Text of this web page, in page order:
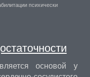
психически
основой у